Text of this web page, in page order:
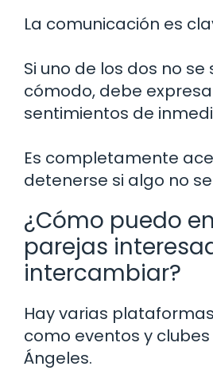
La comunicación es
Si uno de los dos no se
cómodo, debe
sentimientos de
Es completamente
detenerse si algo no
¿Cómo puedo
parejas
intercambiar?
Hay varias
como eventos y clubes
Ángeles.